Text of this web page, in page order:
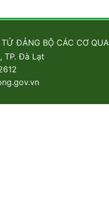
ĐẢNG BỘ CÁC CƠ
TP. Đà Lạt